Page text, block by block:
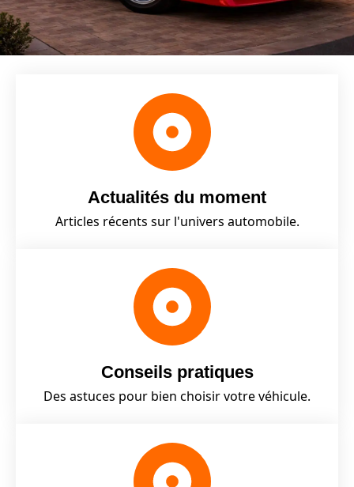
Actualités du moment
Articles récents sur l'univers automobile.
Conseils pratiques
Des astuces pour bien choisir votre véhicule.